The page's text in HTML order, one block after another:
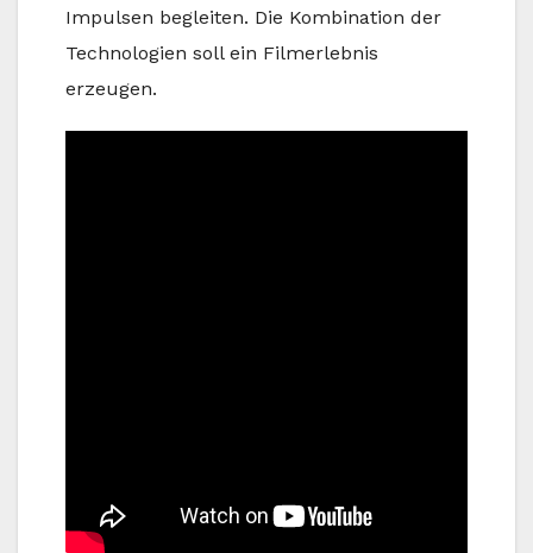
Impulsen begleiten. Die Kombination der
Technologien soll ein Filmerlebnis
erzeugen.